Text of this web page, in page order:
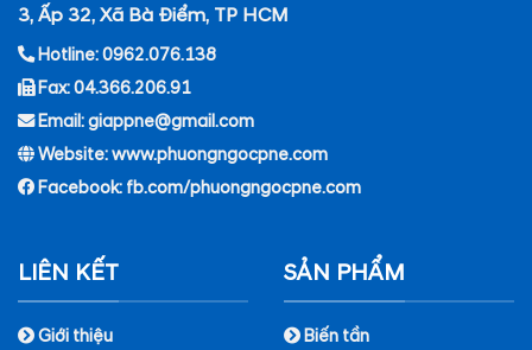
3, Ấp 32, Xã Bà Điểm, TP HCM
Hotline: 0962.076.138
Fax: 04.366.206.91
Email: giappne@gmail.com
Website: www.phuongngocpne.com
Facebook: fb.com/phuongngocpne.com
LIÊN KẾT
Giới thiệu
SẢN PHẨM
Biến tần